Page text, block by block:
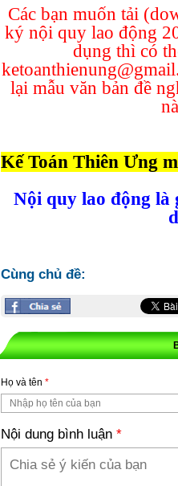
Các bạn muốn tải
ký nội quy lao động
dụng thì có
lại mẫu văn bản đề
Kế Toán Thiên Ưng
Nội quy lao động là
Cùng chủ đề:
Họ và tên *
Nội dung bình luận *